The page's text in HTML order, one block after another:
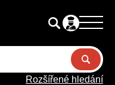
Rozšířené hledání